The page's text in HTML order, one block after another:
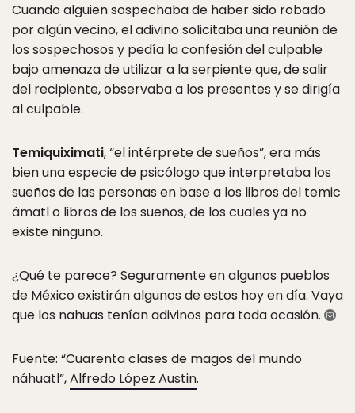
Cuando alguien sospechaba de haber sido robado
por algún vecino, el adivino solicitaba una reunión de
los sospechosos y pedía la confesión del culpable
bajo amenaza de utilizar a la serpiente que, de salir
del recipiente, observaba a los presentes y se dirigía
al culpable.
Temiquiximati, “el intérprete de sueños”, era más
bien una especie de psicólogo que interpretaba los
sueños de las personas en base a los libros del temic
ámatl o libros de los sueños, de los cuales ya no
existe ninguno.
¿Qué te parece? Seguramente en algunos pueblos
de México existirán algunos de estos hoy en día. Vaya
que los nahuas tenían adivinos para toda ocasión.
Fuente: “Cuarenta clases de magos del mundo
náhuatl”,Alfredo López Austin.